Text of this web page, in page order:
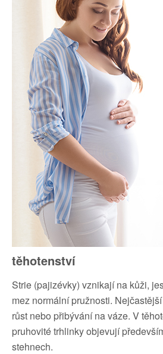
těhotenství
Strie (pajizévky) vznikají na kůži,
mez normální pružnosti.
růst nebo přibývání na váze. V
pruhovité trhlinky objevují
stehnech.